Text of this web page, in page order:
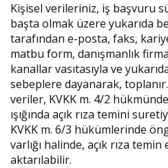
Kişisel verileriniz, iş başvuru
başta olmak üzere yukarıda
tarafından e-posta, faks,
matbu form, danışmanlık
kanallar vasıtasıyla ve
sebeplere dayanarak,
veriler, KVKK m. 4/2
ışığında açık rıza temini
KVKK m. 6/3 hükümlerinde
varlığı halinde, açık rıza
aktarılabilir.